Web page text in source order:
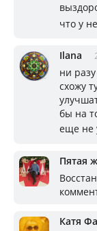
что у
Ilana
ни
схожу
бы на
еще не
Пятая
Катя